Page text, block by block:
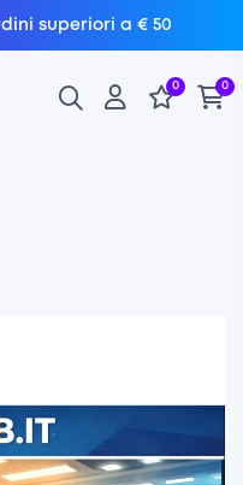
superiori a € 50
0 0